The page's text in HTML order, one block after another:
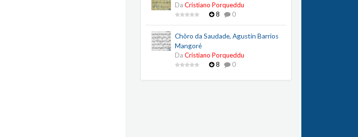
Da Cristiano Porqueddu
8
0
Chôro da Saudade, Agustín Barrios
Mangoré
Da Cristiano Porqueddu
8
0